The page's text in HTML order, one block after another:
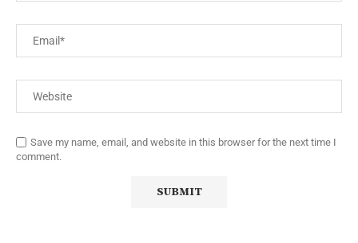
Save my name, email, and website in this browser for the next time I
comment.